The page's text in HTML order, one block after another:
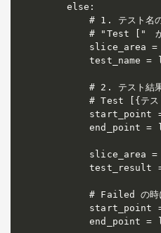
    else:
# 1. テスト名
# "Test ["　か
slice_area
test_name =
# 2. テスト結
# Test [{テス
start_point
end_point =
slice_area
test_result
# Failed の時
start_point
end_point =